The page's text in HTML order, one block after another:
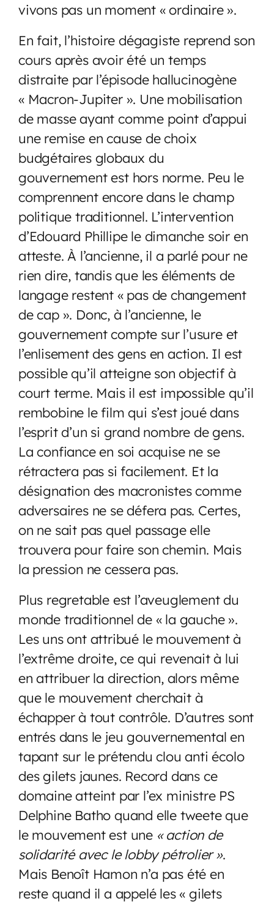
vivons pas un moment « ordinaire ».
En fait, l’histoire dégagiste reprend son
cours après avoir été un temps
distraite par l’épisode hallucinogène
« Macron-Jupiter ». Une mobilisation
de masse ayant comme point d’appui
une remise en cause de choix
budgétaires globaux du
gouvernement est hors norme. Peu le
comprennent encore dans le champ
politique traditionnel. L’intervention
d’Edouard Phillipe le dimanche soir en
atteste. À l’ancienne, il a parlé pour ne
rien dire, tandis que les éléments de
langage restent « pas de changement
de cap ». Donc, à l’ancienne, le
gouvernement compte sur l’usure et
l’enlisement des gens en action. Il est
possible qu’il atteigne son objectif à
court terme. Mais il est impossible qu’il
rembobine le film qui s’est joué dans
l’esprit d’un si grand nombre de gens.
La confiance en soi acquise ne se
rétractera pas si facilement. Et la
désignation des macronistes comme
adversaires ne se défera pas. Certes,
on ne sait pas quel passage elle
trouvera pour faire son chemin. Mais
la pression ne cessera pas.
Plus regretable est l’aveuglement du
monde traditionnel de « la gauche ».
Les uns ont attribué le mouvement à
l’extrême droite, ce qui revenait à lui
en attribuer la direction, alors même
que le mouvement cherchait à
échapper à tout contrôle. D’autres sont
entrés dans le jeu gouvernemental en
tapant sur le prétendu clou anti écolo
des gilets jaunes. Record dans ce
domaine atteint par l’ex ministre PS
Delphine Batho quand elle tweete que
le mouvement est une « action de
solidarité avec le lobby pétrolier ».
Mais Benoît Hamon n’a pas été en
reste quand il a appelé les « gilets